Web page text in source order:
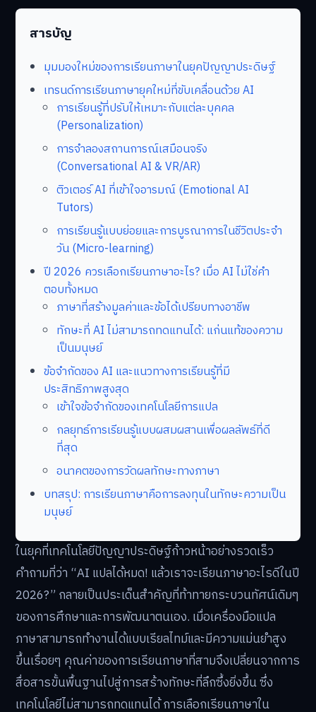
สารบัญ
มุมมองใหม่ของการเรียนภาษาในยุคปัญญาประดิษฐ์
เทรนด์การเรียนภาษายุคใหม่ที่ขับเคลื่อนด้วย AI
การเรียนรู้ที่ปรับให้เหมาะกับแต่ละบุคคล
(Personalization)
การจำลองสถานการณ์เสมือนจริง
(Conversational AI & VR/AR)
ติวเตอร์ AI ที่เข้าใจอารมณ์ (Emotional AI
Tutors)
การเรียนรู้แบบย่อยและการบูรณาการในชีวิตประจำ
วัน (Micro-learning)
ปี 2026 ควรเลือกเรียนภาษาอะไร? เมื่อ AI ไม่ใช่คำ
ตอบทั้งหมด
ภาษาที่สร้างมูลค่าและข้อได้เปรียบทางอาชีพ
ทักษะที่ AI ไม่สามารถทดแทนได้: แก่นแท้ของความ
เป็นมนุษย์
ข้อจำกัดของ AI และแนวทางการเรียนรู้ที่มี
ประสิทธิภาพสูงสุด
เข้าใจข้อจำกัดของเทคโนโลยีการแปล
กลยุทธ์การเรียนรู้แบบผสมผสานเพื่อผลลัพธ์ที่ดี
ที่สุด
อนาคตของการวัดผลทักษะทางภาษา
บทสรุป: การเรียนภาษาคือการลงทุนในทักษะความเป็น
มนุษย์
ในยุคที่เทคโนโลยีปัญญาประดิษฐ์ก้าวหน้าอย่างรวดเร็ว
คำถามที่ว่า “AI แปลได้หมด! แล้วเราจะเรียนภาษาอะไรดีในปี
2026?” กลายเป็นประเด็นสำคัญที่ท้าทายกระบวนทัศน์เดิมๆ
ของการศึกษาและการพัฒนาตนเอง. เมื่อเครื่องมือแปล
ภาษาสามารถทำงานได้แบบเรียลไทม์และมีความแม่นยำสูง
ขึ้นเรื่อยๆ คุณค่าของการเรียนภาษาที่สามจึงเปลี่ยนจากการ
สื่อสารขั้นพื้นฐานไปสู่การสร้างทักษะที่ลึกซึ้งยิ่งขึ้น ซึ่ง
เทคโนโลยีไม่สามารถทดแทนได้ การเลือกเรียนภาษาใน